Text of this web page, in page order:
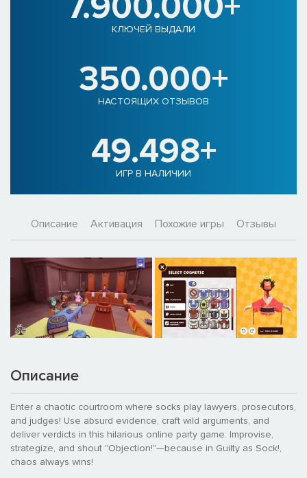
КЛЮЧЕЙ ВЫДАЛИ
350.000+
НАСТОЯЩИХ ОТЗЫВОВ
49.498+
ИГР В НАЛИЧИИ
Описание Активация Похожие игры Отзывы
Описание
Enter a chaotic courtroom where socks play lawyers, prosecutors,
and judges! Use absurd evidence, craft wild arguments, and
deliver verdicts in this hilarious online party game. Improvise,
strategize, and shout "Objection!"—because in Guilty as Sock!,
chaos always wins!